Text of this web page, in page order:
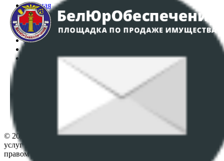
Главная
Аукционы
Интернет-магазин
Регламент организации и проведения торгов
Политика в отношении обработки персональных
ПОЛОЖЕНИЕ О ПОЛИТИКЕ ОБРАБОТКИ COOKIE-
Настройки cookie-файлов
© 2026 Республиканское унитарное предприятие по оказанию
услуг "БелЮрОбеспечение" - Все права защищены авторским
правом